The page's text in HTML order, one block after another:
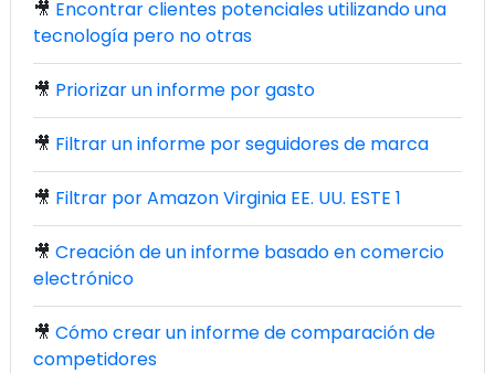
🎥 Encontrar clientes potenciales utilizando una
tecnología pero no otras
🎥 Priorizar un informe por gasto
🎥 Filtrar un informe por seguidores de marca
🎥 Filtrar por Amazon Virginia EE. UU. ESTE 1
🎥 Creación de un informe basado en comercio
electrónico
🎥 Cómo crear un informe de comparación de
competidores